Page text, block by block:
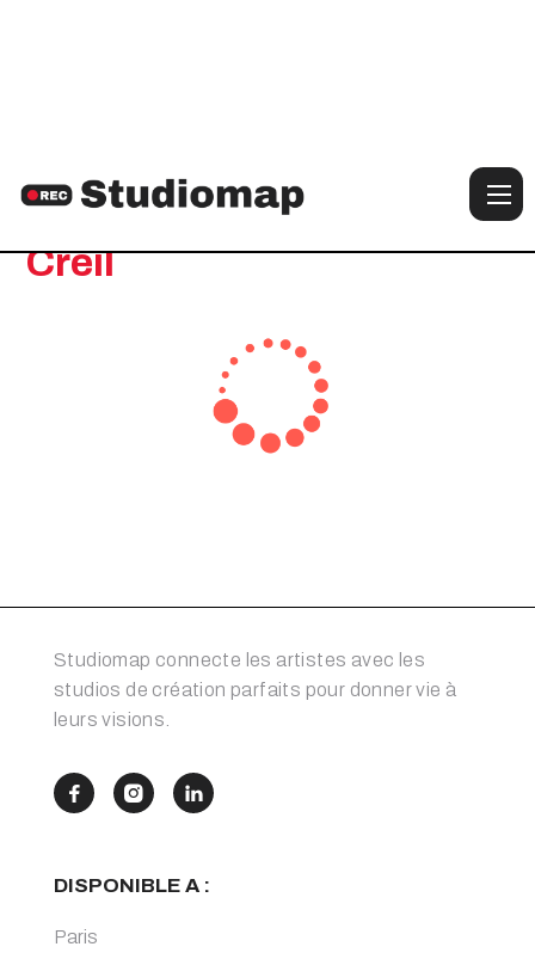
Notre sélection de studios à :
Creil
Studiomap connecte les artistes avec les
studios de création parfaits pour donner vie à
leurs visions.
  
DISPONIBLE A :
Paris